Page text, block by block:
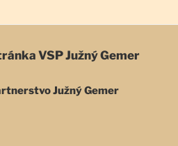
VSP Južný Gemer
Južný Gemer